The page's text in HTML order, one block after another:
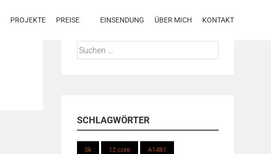
PROJEKTE PREISE EINSENDUNG ÜBER MICH KONTAKT
Suchen
nach:
SCHLAGWÖRTER
5k 12 core A1481